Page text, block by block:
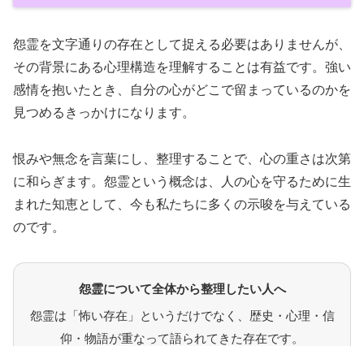
怨霊を文字通りの存在として捉える必要はありませんが、
その背景にある心理構造を理解することは有益です。強い
感情を抱いたとき、自分の心がどこで留まっているのかを
見つめるきっかけになります。
恨みや無念を言葉にし、整理することで、心の重さは次第
に和らぎます。怨霊という概念は、人の心を守るために生
まれた知恵として、今も私たちに多くの示唆を与えている
のです。
怨霊について全体から整理したい人へ
怨霊は「怖い存在」というだけでなく、歴史・心理・信
仰・物語が重なって語られてきた存在です。